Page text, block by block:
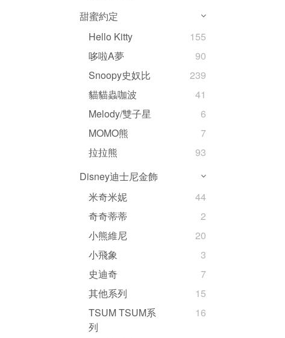
甜蜜約定
Hello Kitty
155
哆啦A夢
90
Snoopy史奴比
239
貓貓蟲咖波
41
Melody/雙子星
6
MOMO熊
7
拉拉熊
93
Disney迪士尼金飾
米奇米妮
44
奇奇蒂蒂
2
小熊維尼
20
小飛象
3
史迪奇
7
其他系列
15
TSUM TSUM系
列
16